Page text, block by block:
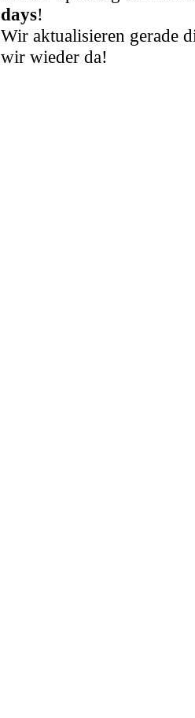
days!
Wir aktualisieren gerade
wir wieder da!